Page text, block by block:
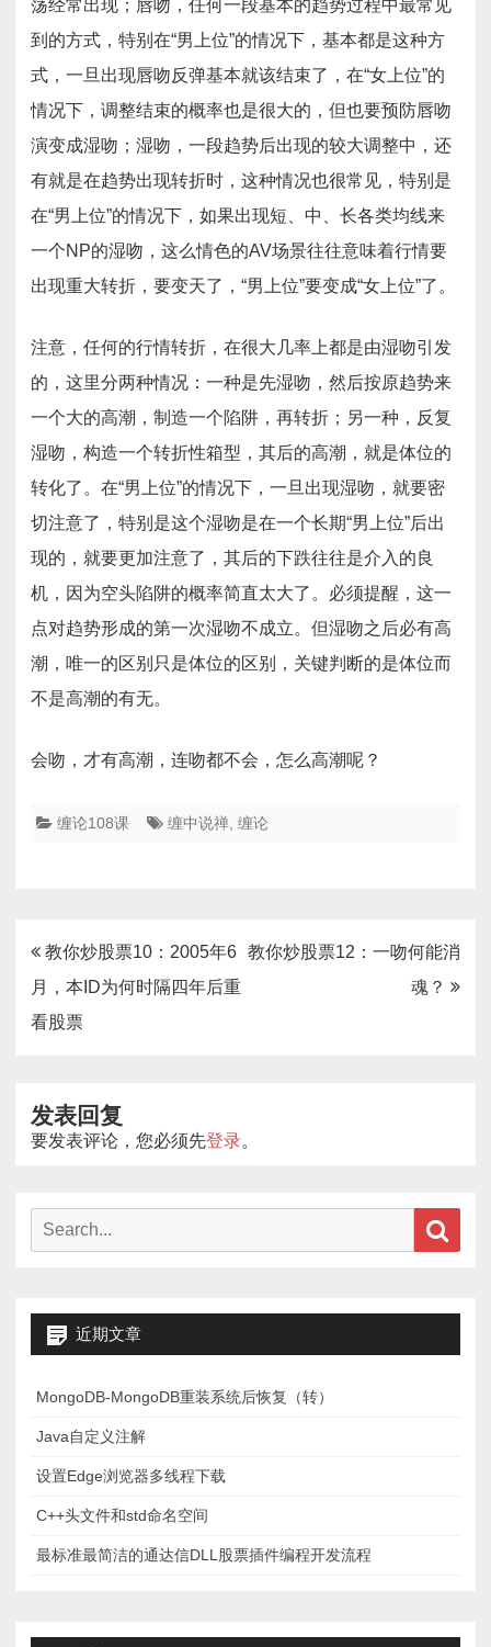
荡经常出现；唇吻，任何一段基本的趋势过程中最常见
到的方式，特别在“男上位”的情况下，基本都是这种方
式，一旦出现唇吻反弹基本就该结束了，在“女上位”的
情况下，调整结束的概率也是很大的，但也要预防唇吻
演变成湿吻；湿吻，一段趋势后出现的较大调整中，还
有就是在趋势出现转折时，这种情况也很常见，特别是
在“男上位”的情况下，如果出现短、中、长各类均线来
一个NP的湿吻，这么情色的AV场景往往意味着行情要
出现重大转折，要变天了，“男上位”要变成“女上位”了。
注意，任何的行情转折，在很大几率上都是由湿吻引发
的，这里分两种情况：一种是先湿吻，然后按原趋势来
一个大的高潮，制造一个陷阱，再转折；另一种，反复
湿吻，构造一个转折性箱型，其后的高潮，就是体位的
转化了。在“男上位”的情况下，一旦出现湿吻，就要密
切注意了，特别是这个湿吻是在一个长期“男上位”后出
现的，就要更加注意了，其后的下跌往往是介入的良
机，因为空头陷阱的概率简直太大了。必须提醒，这一
点对趋势形成的第一次湿吻不成立。但湿吻之后必有高
潮，唯一的区别只是体位的区别，关键判断的是体位而
不是高潮的有无。
会吻，才有高潮，连吻都不会，怎么高潮呢？
缠论108课 缠中说禅 缠论
文
章
导
教你炒股票10：2005年6
月，本ID为何时隔四年后重
看股票
教你炒股票12：一吻何能消
魂？
发表回复
要发表评论，您必须先登录。
Search
近期文章
MongoDB-MongoDB重装系统后恢复（转）
Java自定义注解
设置Edge浏览器多线程下载
C++头文件和std命名空间
最标准最简洁的通达信DLL股票插件编程开发流程